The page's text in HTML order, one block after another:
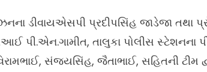
ડીવાયએસપી પ્રદીપસિંહ જાડેજા તથા
પી.એન.ગામીત, તાલુકા પોલીસ
સંજયસિંહ, જૈતાભાઈ, સહિતની ટીમ